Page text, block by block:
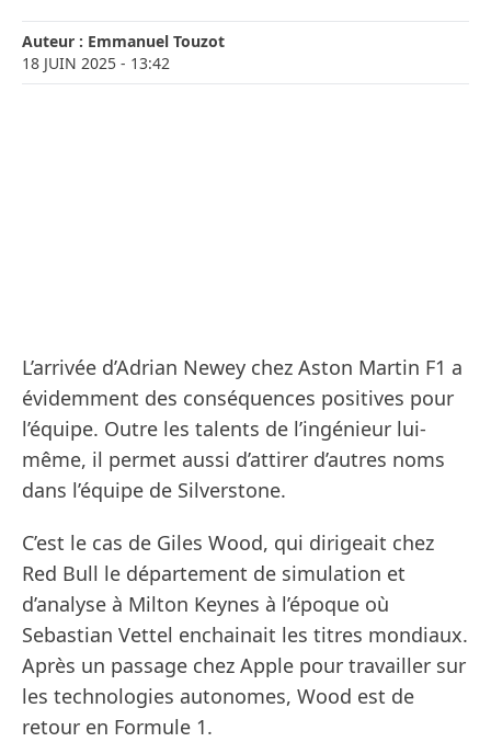
Auteur : Emmanuel Touzot
18 JUIN 2025 - 13:42
L’arrivée d’Adrian Newey chez Aston Martin F1 a
évidemment des conséquences positives pour
l’équipe. Outre les talents de l’ingénieur lui-
même, il permet aussi d’attirer d’autres noms
dans l’équipe de Silverstone.
C’est le cas de Giles Wood, qui dirigeait chez
Red Bull le département de simulation et
d’analyse à Milton Keynes à l’époque où
Sebastian Vettel enchainait les titres mondiaux.
Après un passage chez Apple pour travailler sur
les technologies autonomes, Wood est de
retour en Formule 1.